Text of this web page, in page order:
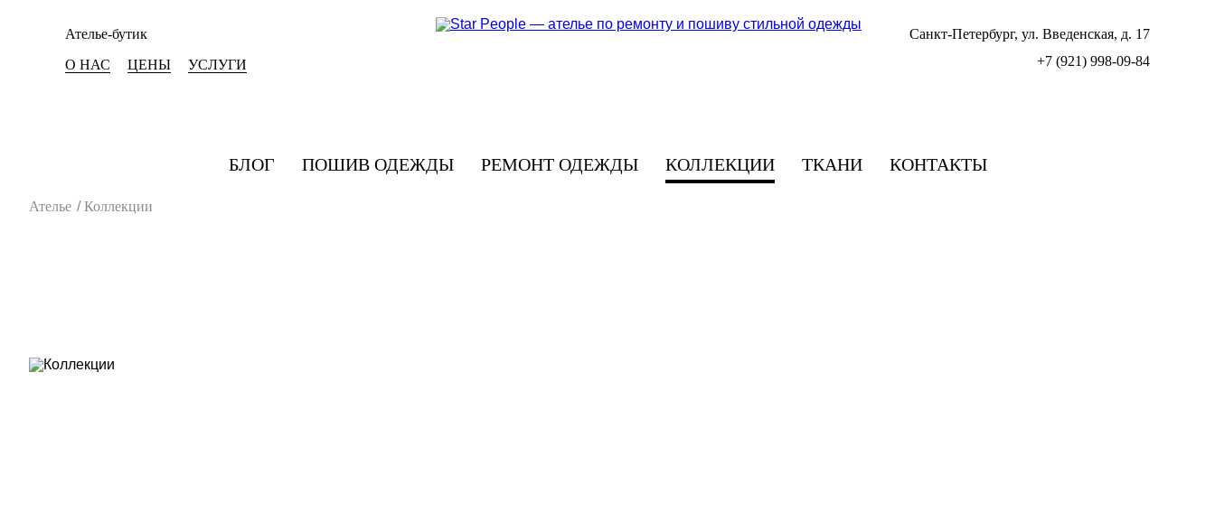
Ателье-бутик
О НАС
ЦЕНЫ УСЛУГИ
Санкт-Петербург, ул. Введенская, д. 17
+7 (921) 998-09-84
БЛОГ ПОШИВ ОДЕЖДЫ РЕМОНТ ОДЕЖДЫ КОЛЛЕКЦИИ ТКАНИ КОНТАКТЫ
Ателье / Коллекции